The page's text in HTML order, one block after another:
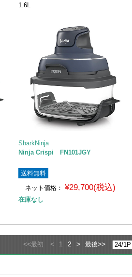
1.6L
SharkNinja
Ninja Crispi FN101JGY
送料無料
ネット価格：
¥29,700(税込)
在庫なし
<<最初 < 1 2 > 最後>>